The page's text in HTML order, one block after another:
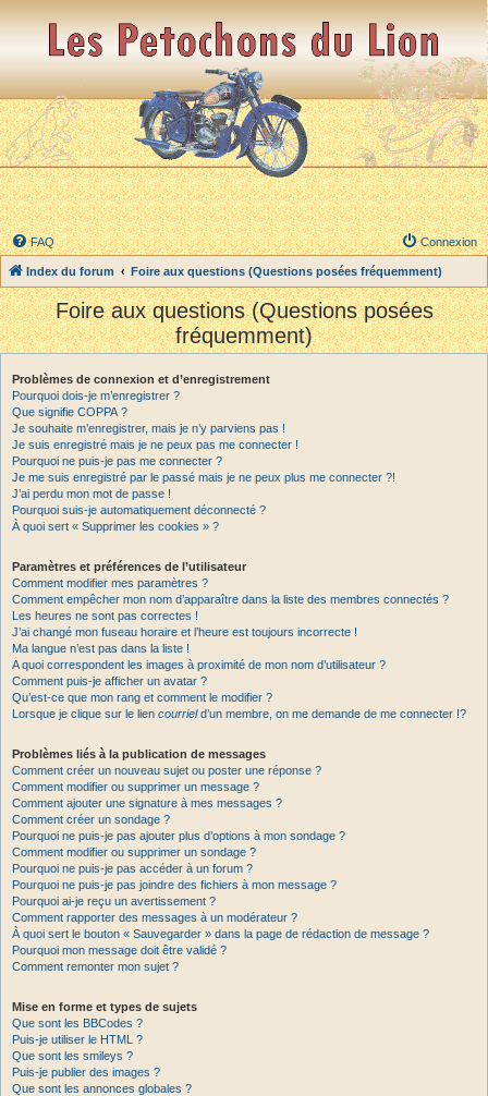
FAQ Connexion
Index du forum Foire aux questions (Questions posées fréquemment)
Foire aux questions (Questions posées
fréquemment)
Problèmes de connexion et d’enregistrement
Pourquoi dois-je m’enregistrer ?
Que signifie COPPA ?
Je souhaite m’enregistrer, mais je n’y parviens pas !
Je suis enregistré mais je ne peux pas me connecter !
Pourquoi ne puis-je pas me connecter ?
Je me suis enregistré par le passé mais je ne peux plus me connecter ?!
J’ai perdu mon mot de passe !
Pourquoi suis-je automatiquement déconnecté ?
À quoi sert « Supprimer les cookies » ?
Paramètres et préférences de l’utilisateur
Comment modifier mes paramètres ?
Comment empêcher mon nom d’apparaître dans la liste des membres connectés ?
Les heures ne sont pas correctes !
J’ai changé mon fuseau horaire et l’heure est toujours incorrecte !
Ma langue n’est pas dans la liste !
A quoi correspondent les images à proximité de mon nom d’utilisateur ?
Comment puis-je afficher un avatar ?
Qu’est-ce que mon rang et comment le modifier ?
Lorsque je clique sur le lien courrield’un membre, on me demande de me connecter !?
Problèmes liés à la publication de messages
Comment créer un nouveau sujet ou poster une réponse ?
Comment modifier ou supprimer un message ?
Comment ajouter une signature à mes messages ?
Comment créer un sondage ?
Pourquoi ne puis-je pas ajouter plus d’options à mon sondage ?
Comment modifier ou supprimer un sondage ?
Pourquoi ne puis-je pas accéder à un forum ?
Pourquoi ne puis-je pas joindre des fichiers à mon message ?
Pourquoi ai-je reçu un avertissement ?
Comment rapporter des messages à un modérateur ?
À quoi sert le bouton « Sauvegarder » dans la page de rédaction de message ?
Pourquoi mon message doit être validé ?
Comment remonter mon sujet ?
Mise en forme et types de sujets
Que sont les BBCodes ?
Puis-je utiliser le HTML ?
Que sont les smileys ?
Puis-je publier des images ?
Que sont les annonces globales ?